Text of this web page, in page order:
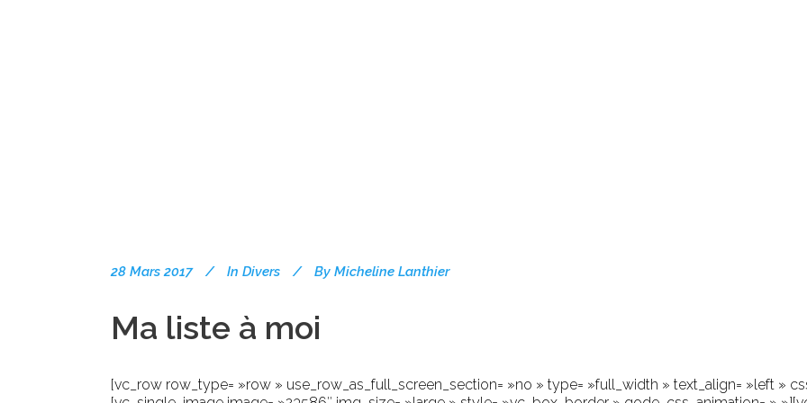
28 Mars 2017 In Divers By Micheline Lanthier
Ma liste à moi
[vc_row row_type= »row » use_row_as_full_screen_section= »no » type= »full_width » text_align= »left »